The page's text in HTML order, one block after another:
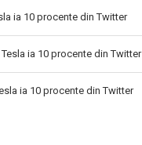
ia 10 procente din Twitter
Tesla ia 10 procente din Twitter
ia 10 procente din Twitter